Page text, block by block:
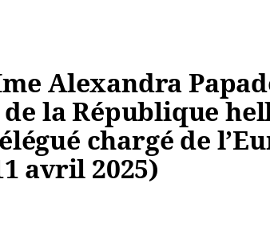
Alexandra
la République
chargé de
avril 2025)